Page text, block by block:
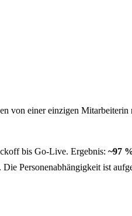
von einer einzigen Mitarbeiterin
bis Go-Live. Ergebnis: ~97
Personenabhängigkeit ist